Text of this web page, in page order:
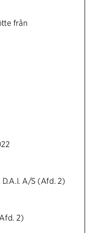
från
D.A.I. A/S (Afd. 2)
2)